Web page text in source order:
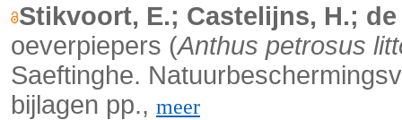
Stikvoort, E.; Castelijns, H.; de
oeverpiepers (Anthus petrosus
Saeftinghe.
bijlagen pp., meer